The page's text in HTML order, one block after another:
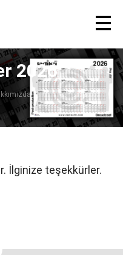
2026
İlginize teşekkürler.